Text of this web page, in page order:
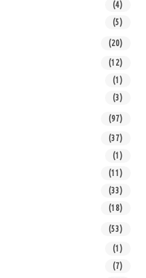
(4)
(5)
(20)
(12)
(1)
(3)
(97)
(37)
(1)
(11)
(33)
(18)
(53)
(1)
(7)